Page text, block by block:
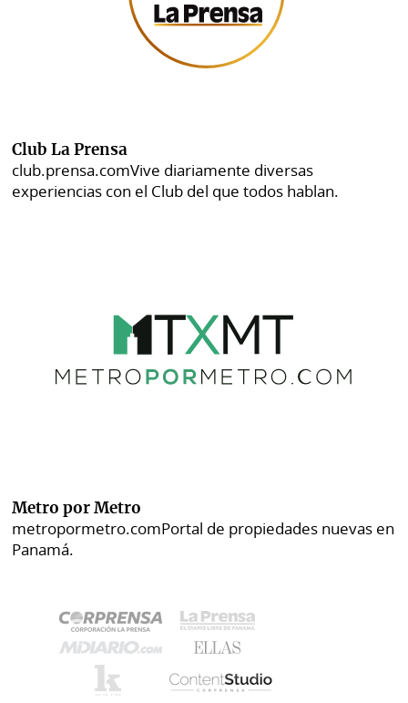
Club La Prensa
club.prensa.comVive diariamente diversas
experiencias con el Club del que todos hablan.
Metro por Metro
metropormetro.comPortal de propiedades nuevas en
Panamá.